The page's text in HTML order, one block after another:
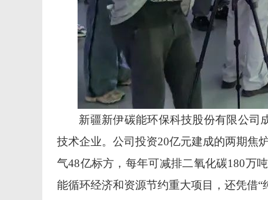
新疆新伊碳能环保科技股份有限公司
技术企业。公司投资20亿元建成的两期焦
气48亿标方，每年可减排二氧化碳180万
能循环经济和资源节约重大项目，还凭借“